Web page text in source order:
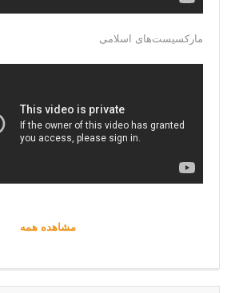
مارکسیست‌های اسلامی
مشاهده همه